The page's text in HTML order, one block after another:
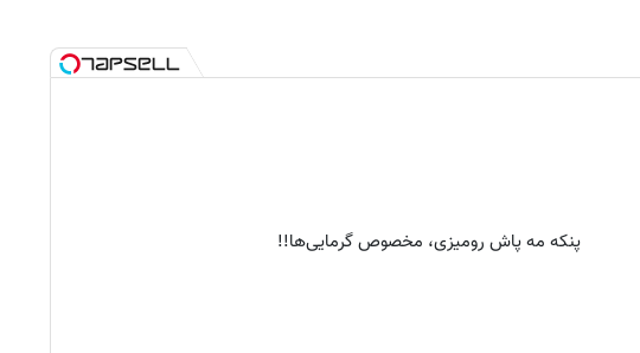
پنکه مه پاش رومیزی، مخصوص گرمایی‌ها!!